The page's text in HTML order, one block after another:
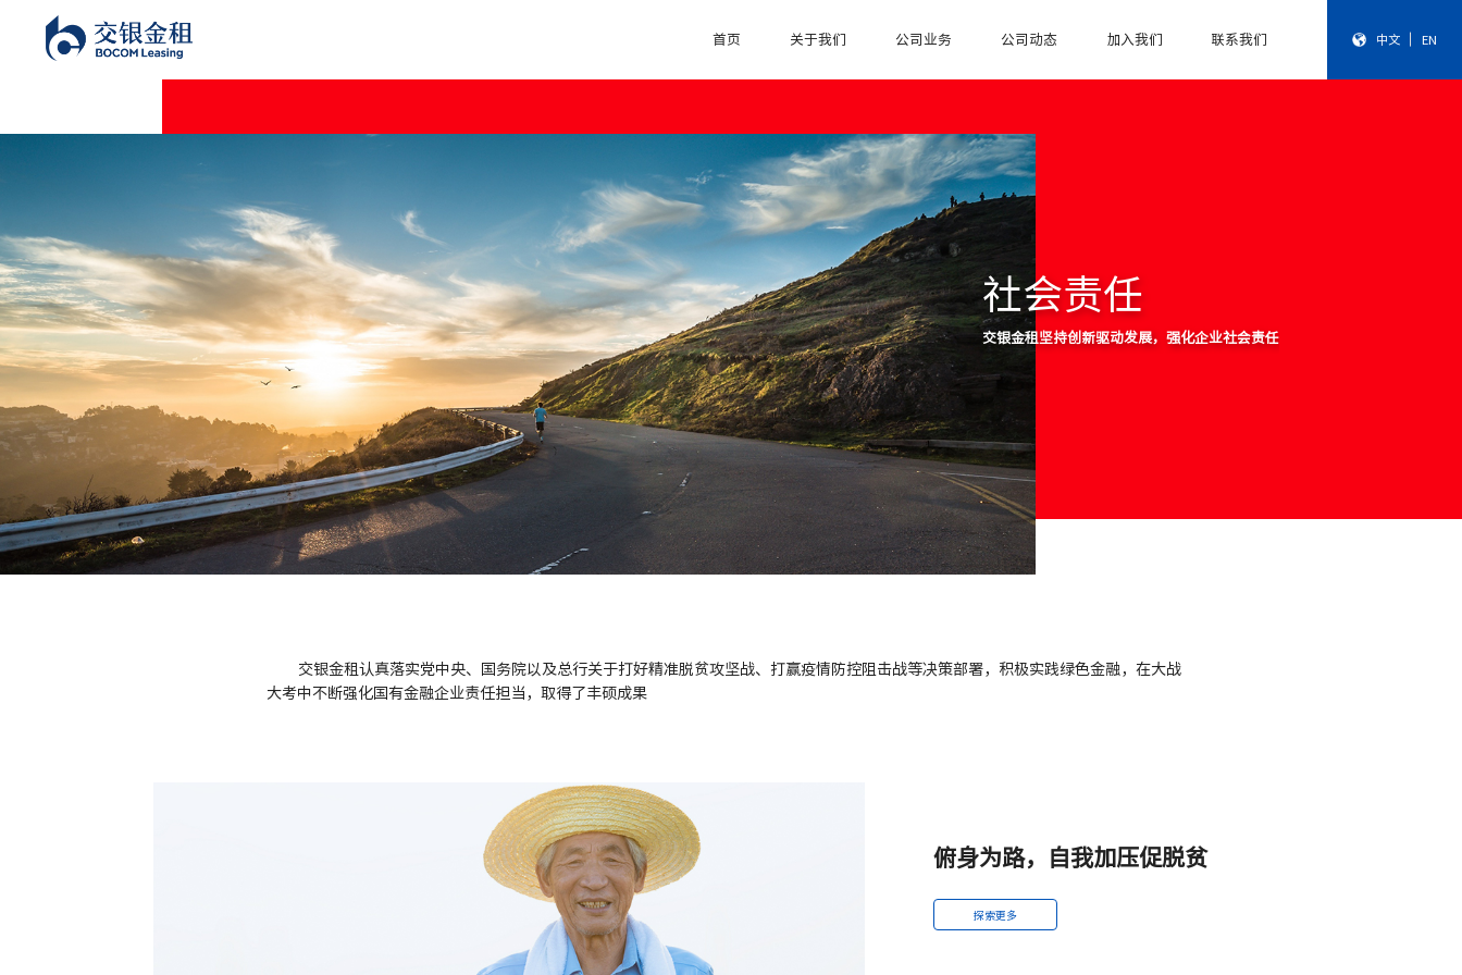
首页 关于我们 公司业务 公司动态 加入我们 联系我们 中文 EN
社会责任
交银金租坚持创新驱动发展，强化企业社会责任
交银金租认真落实党中央、国务院以及总行关于打好精准脱贫攻坚战、打赢疫情防控阻击战等决策部署，积极实践绿色金融，在大战
大考中不断强化国有金融企业责任担当，取得了丰硕成果
俯身为路，自我加压促脱贫
探索更多